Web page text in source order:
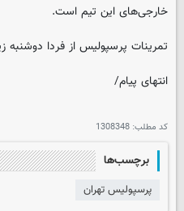
خارجی‌های این تیم است.
تمرینات پرسپولیس از فردا دوشنبه
انتهای پیام/
کد مطلب: 1308348
برچسب‌ها
پرسپولیس تهران